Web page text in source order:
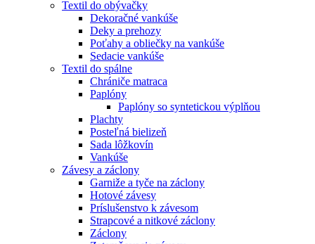
Textil do obývačky
Dekoračné vankúše
Deky a prehozy
Poťahy a obliečky na vankúše
Sedacie vankúše
Textil do spálne
Chrániče matraca
Paplóny
Paplóny so syntetickou výplňou
Plachty
Posteľná bielizeň
Sada lôžkovín
Vankúše
Závesy a záclony
Garniže a tyče na záclony
Hotové závesy
Príslušenstvo k závesom
Strapcové a nitkové záclony
Záclony